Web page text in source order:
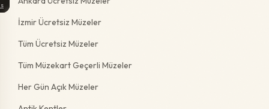
İzmir Ücretsiz Müzeler
Tüm Ücretsiz Müzeler
Tüm Müzekart Geçerli Müzeler
Her Gün Açık Müzeler